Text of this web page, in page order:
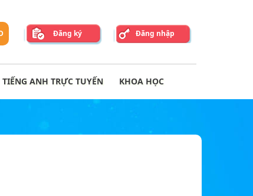
Đăng nhập
Đăng ký
TIẾNG ANH TRỰC TUYẾN KHOA HỌC